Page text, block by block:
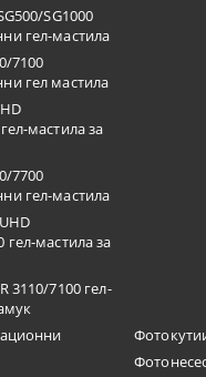
SG1000
гел-мастила
7100
гел мастила
мастила за
7700
гел-мастила
гел-мастила за
3110/7100 гел-